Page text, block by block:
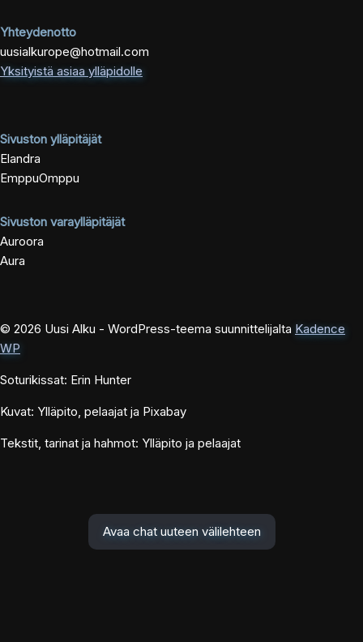
Yhteydenotto
uusialkurope@hotmail.com
Yksityistä asiaa ylläpidolle
Sivuston ylläpitäjät
Elandra
EmppuOmppu
Sivuston varaylläpitäjät
Auroora
Aura
© 2026 Uusi Alku - WordPress-teema suunnittelijalta Kadence
WP
Soturikissat: Erin Hunter
Kuvat: Ylläpito, pelaajat ja Pixabay
Tekstit, tarinat ja hahmot: Ylläpito ja pelaajat
Avaa chat uuteen välilehteen